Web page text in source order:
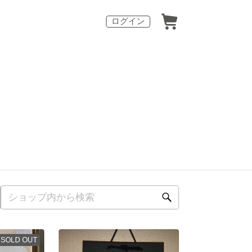
ログイン
SOLD OUT